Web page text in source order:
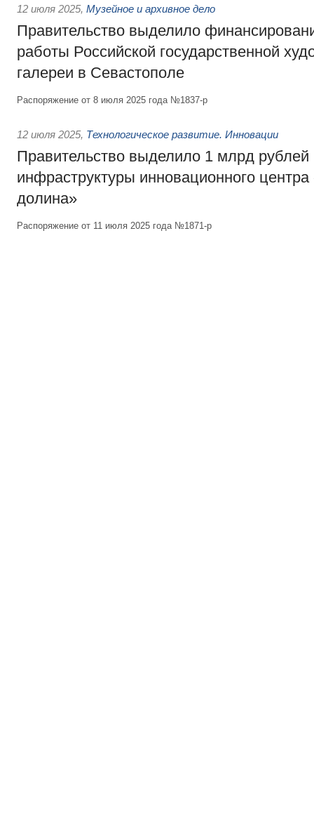
12 июля 2025, Музейное и архивное дело
Правительство выделило
работы Российской государственной
галереи в Севастополе
Распоряжение от 8 июля 2025 года №1837-р
12 июля 2025, Технологическое развитие. Инновации
Правительство выделило 1 млрд рублей
инфраструктуры инновационного
долина»
Распоряжение от 11 июля 2025 года №1871-р